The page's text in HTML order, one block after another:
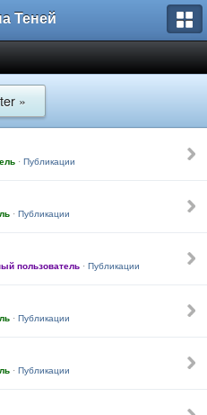
Теней
»
· Публикации
· Публикации
пользователь · Публикации
· Публикации
· Публикации